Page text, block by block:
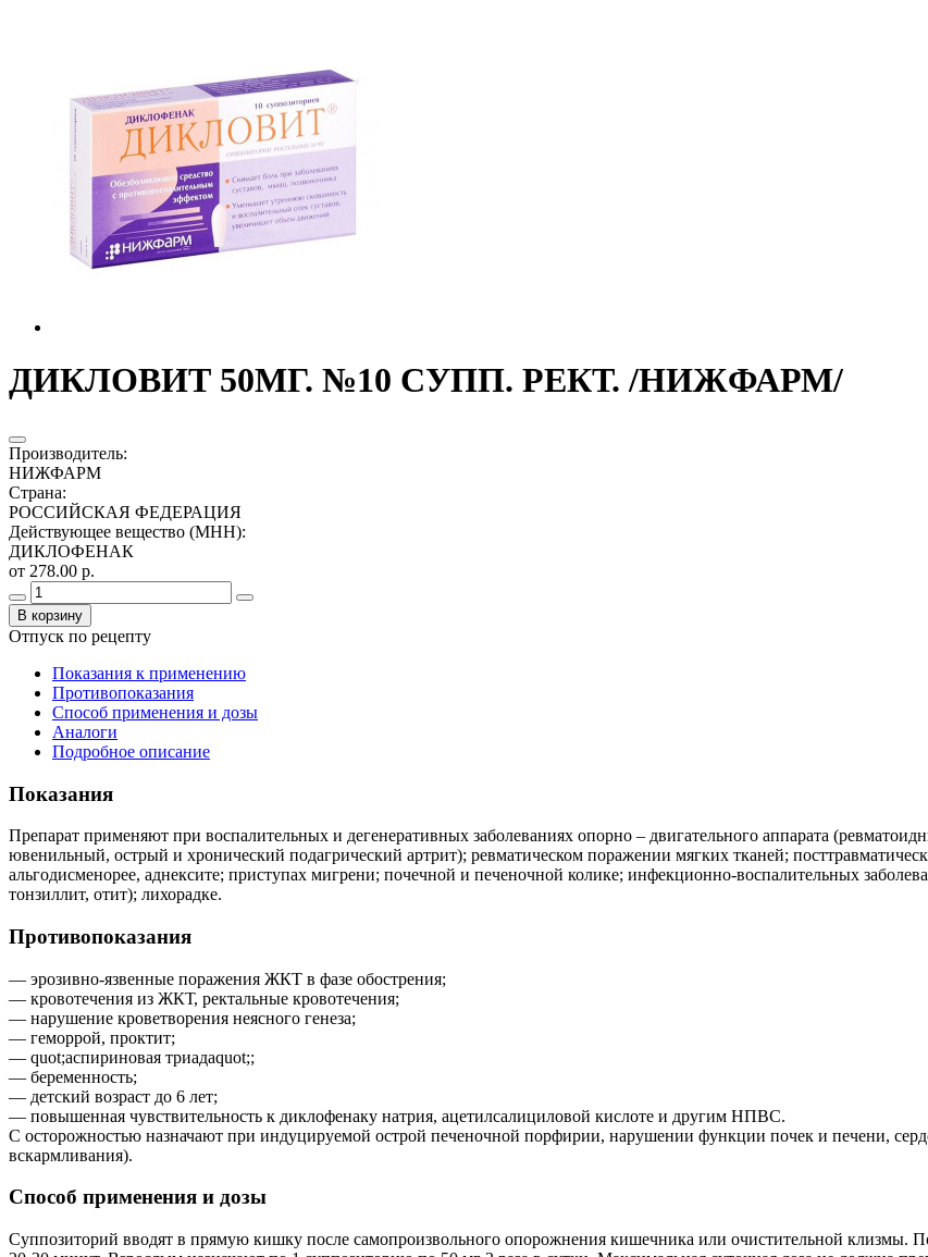
ДИКЛОВИТ 50МГ. №10 СУПП. РЕКТ. /НИЖФАРМ/
Производитель:
НИЖФАРМ
Страна:
РОССИЙСКАЯ ФЕДЕРАЦИЯ
Действующее вещество (МНН):
ДИКЛОФЕНАК
от 278.00 р.
В корзину
Отпуск по рецепту
Показания к применению
Противопоказания
Способ применения и дозы
Аналоги
Подробное описание
Показания
Препарат применяют при воспалительных и дегенеративных заболеваниях опорно – двигательного аппарата
ювенильный, острый и хронический подагрический артрит); ревматическом поражении мягких тканей;
альгодисменорее, аднексите; приступах мигрени; почечной и печеночной колике; инфекционно-воспалительных
тонзиллит, отит); лихорадке.
Противопоказания
— эрозивно-язвенные поражения ЖКТ в фазе обострения;
— кровотечения из ЖКТ, ректальные кровотечения;
— нарушение кроветворения неясного генеза;
— геморрой, проктит;
— quot;аспириновая триадаquot;;
— беременность;
— детский возраст до 6 лет;
— повышенная чувствительность к диклофенаку натрия, ацетилсалициловой кислоте и другим НПВС.
С осторожностью назначают при индуцируемой острой печеночной порфирии, нарушении функции почек и печени,
вскармливания).
Способ применения и дозы
Суппозиторий вводят в прямую кишку после самопроизвольного опорожнения кишечника или очистительной клизмы.